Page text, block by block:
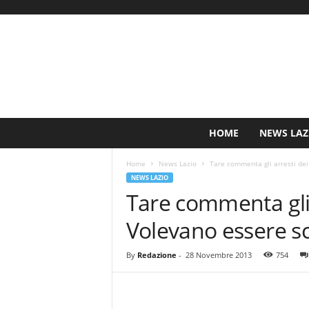
HOME NEWS
Home News Lazio Tare commenta gli arresti
NEWS LAZIO
Tare commenta
Volevano essere
By Redazione - 28 Novembre 2013 754